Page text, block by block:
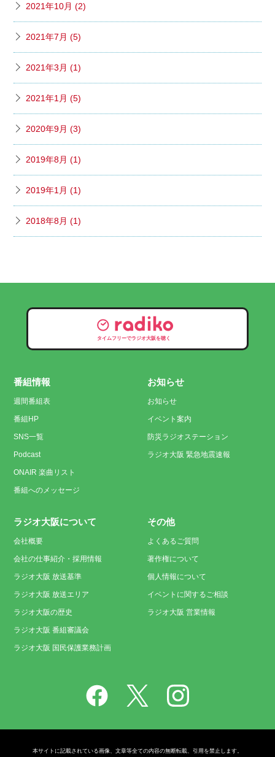
2021年10月 (2)
2021年7月 (5)
2021年3月 (1)
2021年1月 (5)
2020年9月 (3)
2019年8月 (1)
2019年1月 (1)
2018年8月 (1)
タイムフリーでラジオ大阪を聴く
番組情報
週間番組表
番組HP
SNS一覧
Podcast
ONAIR 楽曲リスト
番組へのメッセージ
お知らせ
お知らせ
イベント案内
防災ラジオステーション
ラジオ大阪 緊急地震速報
ラジオ大阪について
会社概要
会社の仕事紹介・採用情報
ラジオ大阪 放送基準
ラジオ大阪 放送エリア
ラジオ大阪の歴史
ラジオ大阪 番組審議会
ラジオ大阪 国民保護業務計画
その他
よくあるご質問
著作権について
個人情報について
イベントに関するご相談
ラジオ大阪 営業情報
本サイトに記載されている画像、文章等全ての内容の無断転載、引用を禁止します。